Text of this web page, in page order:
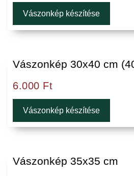
Vászonkép készítése
Vászonkép 30x40 cm
6.000 Ft
Vászonkép készítése
Vászonkép 35x35 cm